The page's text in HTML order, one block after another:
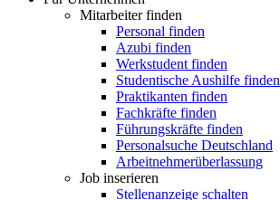
Mitarbeiter finden
Personal finden
Azubi finden
Werkstudent finden
Studentische Aushilfe finden
Praktikanten finden
Fachkräfte finden
Führungskräfte finden
Personalsuche Deutschland
Arbeitnehmerüberlassung
Job inserieren
Stellenanzeige schalten